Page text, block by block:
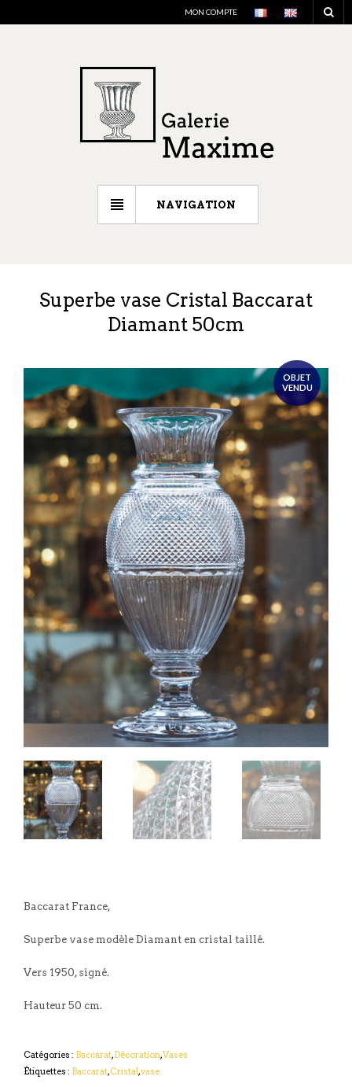
MON COMPTE
NAVIGATION
Superbe vase Cristal Baccarat
Diamant 50cm
OBJET
VENDU
Baccarat France,
Superbe vase modèle Diamant en cristal taillé.
Vers 1950, signé.
Hauteur 50 cm.
Catégories : Baccarat,Décoration,Vases
Étiquettes : Baccarat,Cristal,vase